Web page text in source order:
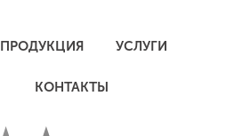
ПРОДУКЦИЯ УСЛУГИ
КОНТАКТЫ